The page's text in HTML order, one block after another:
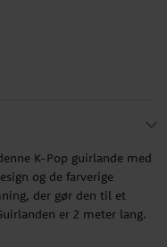
K-Pop guirlande med
og de farverige
der gør den til et
er 2 meter lang.